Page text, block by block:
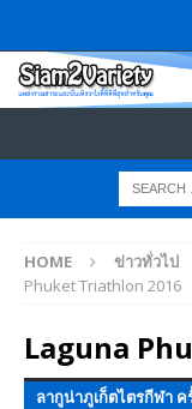
HOME ข่าวทั่วไป
Phuket Triathlon 2016
Laguna
ลากูน่าภูเก็ตไตรกีฬา ค